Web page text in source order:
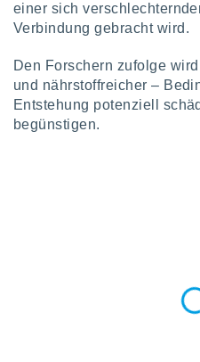
Inhalte,
und der
von
einer sich
Verbindung gebracht wird.
Den Forschern zufolge
und nährstoffreicher –
Entstehung potenziell
begünstigen.